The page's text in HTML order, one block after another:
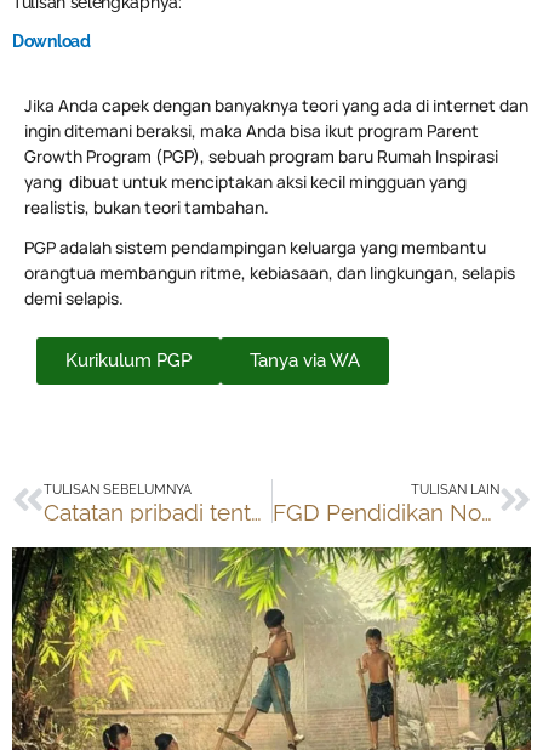
Download
Jika Anda capek dengan banyaknya teori yang ada di internet dan
ingin ditemani beraksi, maka Anda bisa ikut program Parent
Growth Program (PGP), sebuah program baru Rumah Inspirasi
yang dibuat untuk menciptakan aksi kecil mingguan yang
realistis, bukan teori tambahan.
PGP adalah sistem pendampingan keluarga yang membantu
orangtua membangun ritme, kebiasaan, dan lingkungan, selapis
demi selapis.
Kurikulum PGP Tanya via WA
Prev
TULISAN SEBELUMNYA
Catatan pribadi tentang Rancangan Peraturan Menteri tentang SekolahRumah
TULISAN LAIN
FGD Pendidikan NonFormal-Informal di Pokja Jokowi-JK